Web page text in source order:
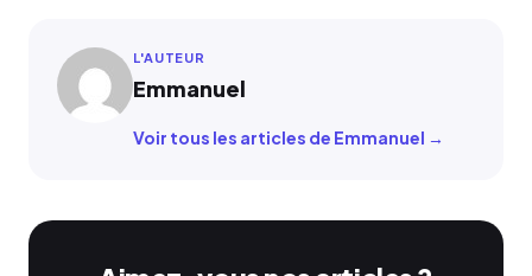
L'AUTEUR
Emmanuel
Voir tous les articles de Emmanuel →